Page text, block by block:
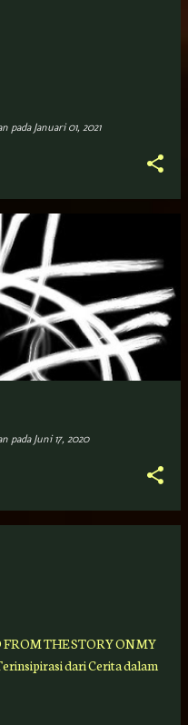
pada Januari 01, 2021
pada Juni 17, 2020
THE STORY ON MY
dari Cerita dalam